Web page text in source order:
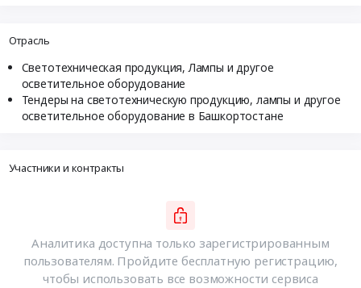
Отрасль
Светотехническая продукция, Лампы и другое
осветительное оборудование
Тендеры на светотехническую продукцию, лампы и другое
осветительное оборудование в Башкортостане
Участники и контракты
Аналитика доступна только зарегистрированным
пользователям. Пройдите бесплатную регистрацию,
чтобы использовать все возможности сервиса